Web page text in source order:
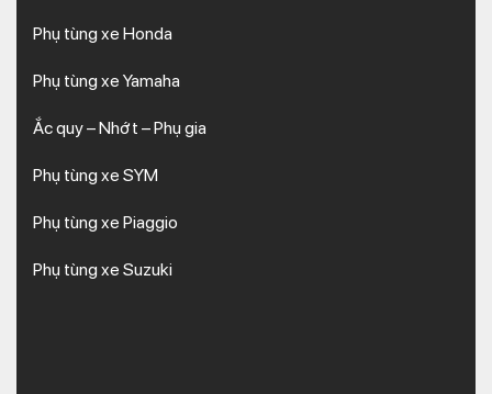
Phụ tùng xe Honda
Phụ tùng xe Yamaha
Ắc quy – Nhớt – Phụ gia
Phụ tùng xe SYM
Phụ tùng xe Piaggio
Phụ tùng xe Suzuki